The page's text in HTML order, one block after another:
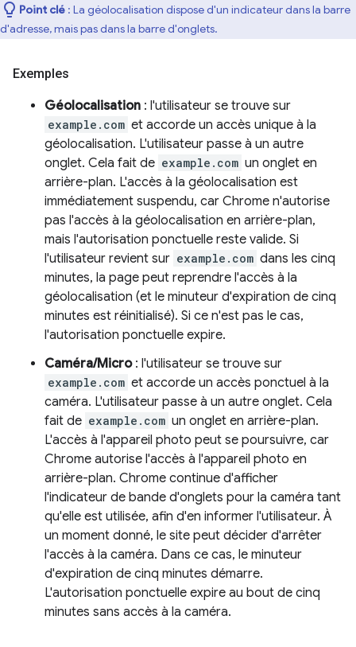
Point clé : La géolocalisation dispose d'un indicateur dans la barre
d'adresse, mais pas dans la barre d'onglets.
Exemples
Géolocalisation : l'utilisateur se trouve sur
example.com et accorde un accès unique à la
géolocalisation. L'utilisateur passe à un autre
onglet. Cela fait de example.com un onglet en
arrière-plan. L'accès à la géolocalisation est
immédiatement suspendu, car Chrome n'autorise
pas l'accès à la géolocalisation en arrière-plan,
mais l'autorisation ponctuelle reste valide. Si
l'utilisateur revient sur example.com dans les cinq
minutes, la page peut reprendre l'accès à la
géolocalisation (et le minuteur d'expiration de cinq
minutes est réinitialisé). Si ce n'est pas le cas,
l'autorisation ponctuelle expire.
Caméra/Micro: l'utilisateur se trouve sur
example.com et accorde un accès ponctuel à la
caméra. L'utilisateur passe à un autre onglet. Cela
fait de example.com un onglet en arrière-plan.
L'accès à l'appareil photo peut se poursuivre, car
Chrome autorise l'accès à l'appareil photo en
arrière-plan. Chrome continue d'afficher
l'indicateur de bande d'onglets pour la caméra tant
qu'elle est utilisée, afin d'en informer l'utilisateur. À
un moment donné, le site peut décider d'arrêter
l'accès à la caméra. Dans ce cas, le minuteur
d'expiration de cinq minutes démarre.
L'autorisation ponctuelle expire au bout de cinq
minutes sans accès à la caméra.